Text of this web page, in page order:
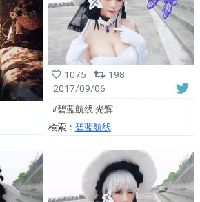
1075
198
2017/09/06
#碧蓝航线 光辉
検索： 碧蓝航线